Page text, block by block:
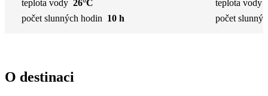
teplota vody 26°C
počet slunných hodin 10 h
teplota vody
počet
O destinaci